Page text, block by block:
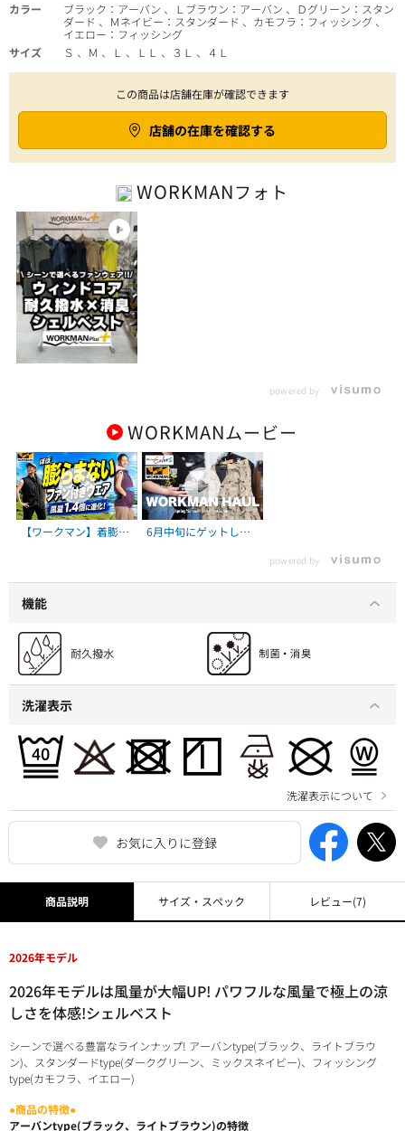
お気に入りに登録
カラー
ブラック：アーバン 、Ｌブラウン：アーバン 、Ｄグリーン：スタン
ダード 、Ｍネイビー：スタンダード 、カモフラ：フィッシング 、
イエロー：フィッシング
サイズ
Ｓ 、Ｍ 、Ｌ 、ＬＬ 、３Ｌ 、４Ｌ
この商品は店舗在庫が確認できます
店舗の在庫を確認する
WORKMANフォト
powered by
WORKMANムービー
【ワークマン】着膨れ
着やすい3900円モデル
6月中旬にゲットした
powered by
機能
洗濯表示
洗濯表示について
商品説明
2026年モデル
2026年モデルは風量が大幅UP! パワフルな風量で極上の涼
しさを体感!シェルベスト
シーンで選べる豊富なラインナップ! アーバンtype(ブラック、ライトブラウ
ン)、スタンダードtype(ダークグリーン、ミックスネイビー)、フィッシング
type(カモフラ、イエロー)
●商品の特徴●
アーバンtype(ブラック、ライトブラウン)の特徴
サイズ・スペック レビュー(7)